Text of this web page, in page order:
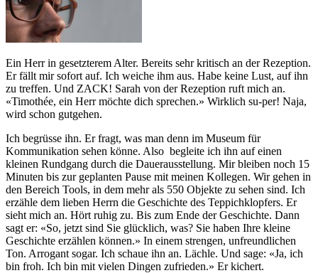
Ein Herr in gesetzterem Alter. Bereits sehr kritisch an der Rezeption.
Er fällt mir sofort auf. Ich weiche ihm aus. Habe keine Lust, auf ihn
zu treffen. Und ZACK! Sarah von der Rezeption ruft mich an.
«Timothée, ein Herr möchte dich sprechen.» Wirklich su-per! Naja,
wird schon gutgehen.
Ich begrüsse ihn. Er fragt, was man denn im Museum für
Kommunikation sehen könne. Also begleite ich ihn auf einen
kleinen Rundgang durch die Dauerausstellung. Mir bleiben noch 15
Minuten bis zur geplanten Pause mit meinen Kollegen. Wir gehen in
den Bereich Tools, in dem mehr als 550 Objekte zu sehen sind. Ich
erzähle dem lieben Herrn die Geschichte des Teppichklopfers. Er
sieht mich an. Hört ruhig zu. Bis zum Ende der Geschichte. Dann
sagt er: «So, jetzt sind Sie glücklich, was? Sie haben Ihre kleine
Geschichte erzählen können.» In einem strengen, unfreundlichen
Ton. Arrogant sogar. Ich schaue ihn an. Lächle. Und sage: «Ja, ich
bin froh. Ich bin mit vielen Dingen zufrieden.» Er kichert.